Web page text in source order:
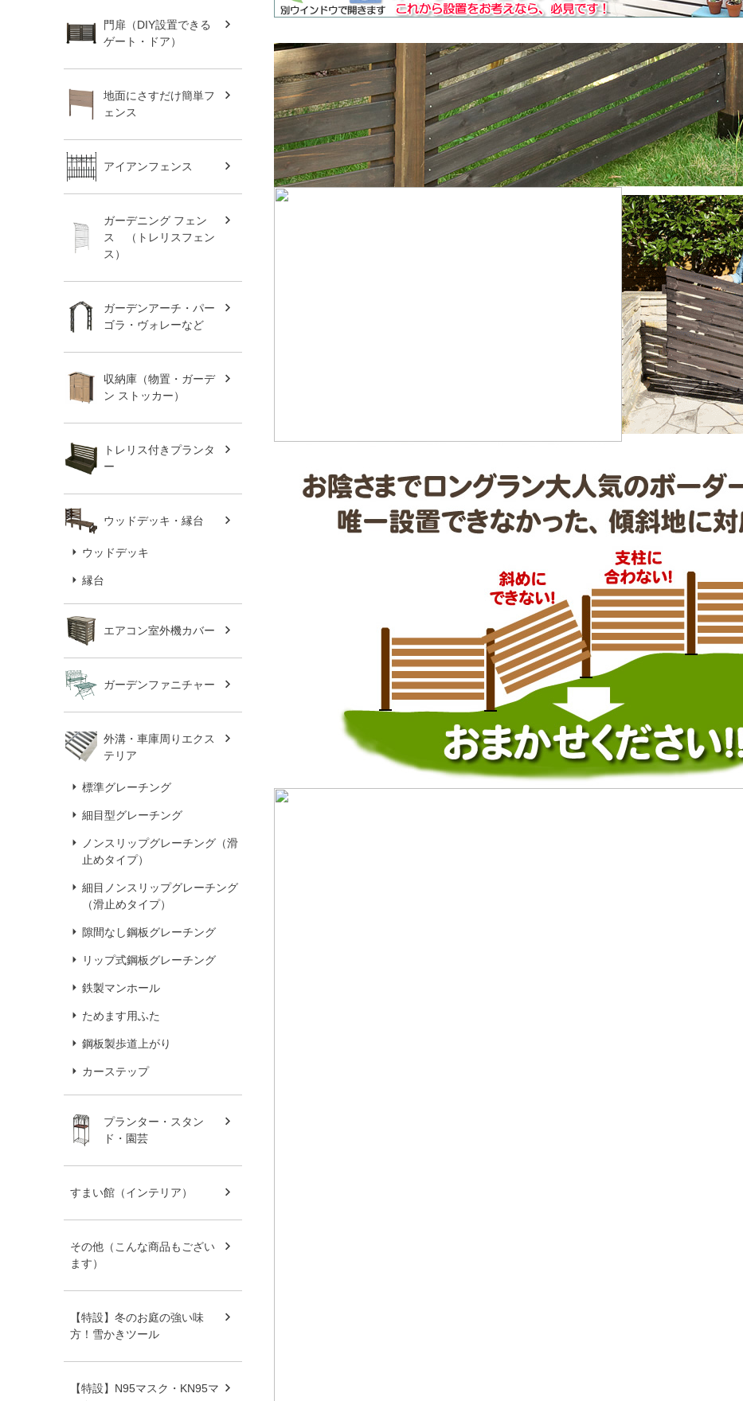
門扉（DIY設置できる
ゲート・ドア）
地面にさすだけ簡単フ
ェンス
アイアンフェンス
ガーデニング フェン
ス （トレリスフェン
ス）
ガーデンアーチ・パー
ゴラ・ヴォレーなど
収納庫（物置・ガーデ
ン ストッカー）
トレリス付きプランタ
ー
ウッドデッキ・縁台
ウッドデッキ
縁台
エアコン室外機カバー
ガーデンファニチャー
外溝・車庫周りエクス
テリア
標準グレーチング
細目型グレーチング
ノンスリップグレーチング（滑
止めタイプ）
細目ノンスリップグレーチング
（滑止めタイプ）
隙間なし鋼板グレーチング
リップ式鋼板グレーチング
鉄製マンホール
ためます用ふた
鋼板製歩道上がり
カーステップ
プランター・スタン
ド・園芸
すまい館（インテリア）
その他（こんな商品もござい
ます）
【特設】冬のお庭の強い味
方！雪かきツール
【特設】N95マスク・KN95マ